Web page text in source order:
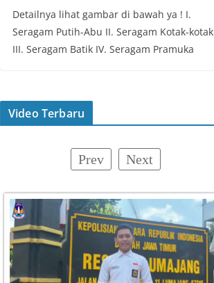
Detailnya lihat gambar di bawah ya ! I.
Seragam Putih-Abu II. Seragam Kotak-kotak
III. Seragam Batik IV. Seragam Pramuka
Video Terbaru
Prev Next